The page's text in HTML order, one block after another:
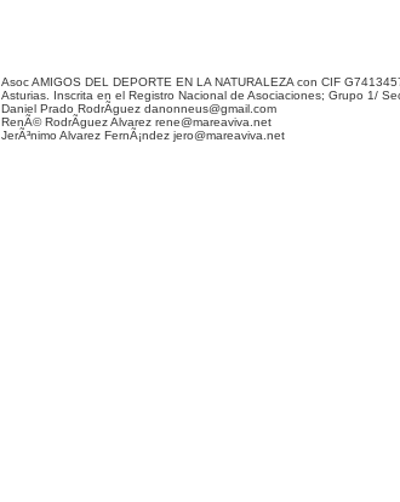
Asoc AMIGOS DEL DEPORTE EN LA NATURALEZA con CIF
Asturias. Inscrita en el Registro Nacional de Asociaciones; Grupo 1/
Daniel Prado RodrÃ­guez danonneus@gmail.com
RenÃ© RodrÃ­guez Alvarez rene@mareaviva.net
JerÃ³nimo Alvarez FernÃ¡ndez jero@mareaviva.net